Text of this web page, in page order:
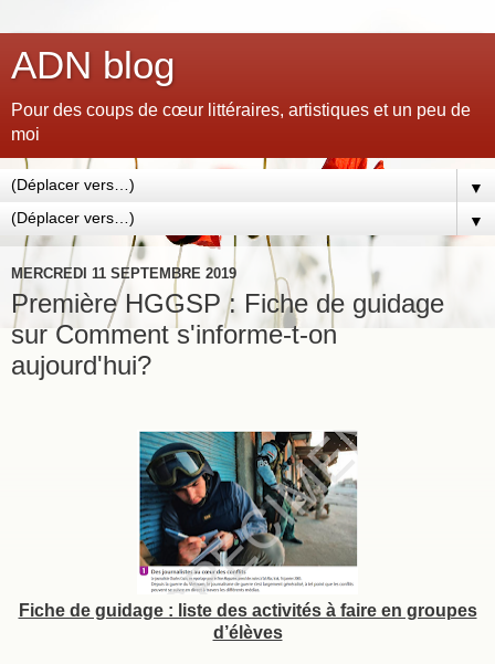
ADN blog
Pour des coups de cœur littéraires, artistiques et un peu de
moi
▼
▼
MERCREDI 11 SEPTEMBRE 2019
Première HGGSP : Fiche de guidage
sur Comment s'informe-t-on
aujourd'hui?
Fiche de guidage : liste des activités à faire en groupes
d’élèves